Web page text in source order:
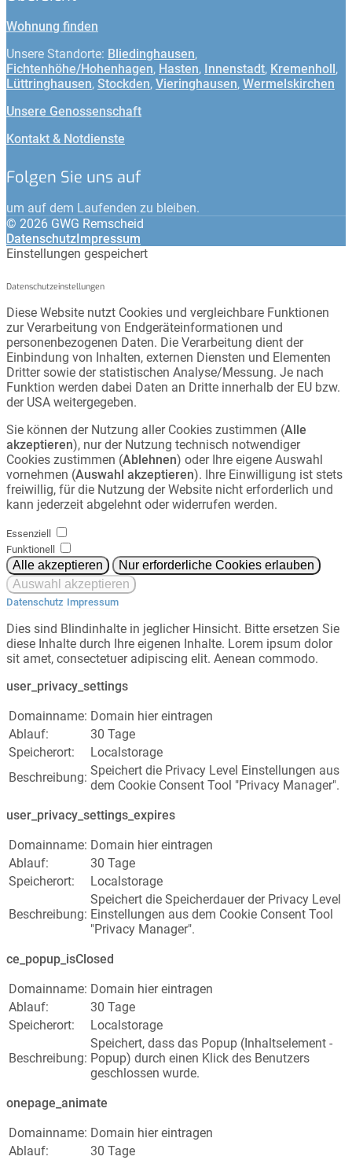
Wohnung finden
Unsere Standorte: Bliedinghausen,
Fichtenhöhe/Hohenhagen, Hasten, Innenstadt, Kremenholl,
Lüttringhausen, Stockden, Vieringhausen, Wermelskirchen
Unsere Genossenschaft
Kontakt & Notdienste
Folgen Sie uns auf
um auf dem Laufenden zu bleiben.
© 2026 GWG Remscheid
Datenschutz Impressum
Einstellungen gespeichert
Datenschutzeinstellungen
Diese Website nutzt Cookies und vergleichbare Funktionen
zur Verarbeitung von Endgeräteinformationen und
personenbezogenen Daten. Die Verarbeitung dient der
Einbindung von Inhalten, externen Diensten und Elementen
Dritter sowie der statistischen Analyse/Messung. Je nach
Funktion werden dabei Daten an Dritte innerhalb der EU bzw.
der USA weitergegeben.
Sie können der Nutzung aller Cookies zustimmen (Alle
akzeptieren), nur der Nutzung technisch notwendiger
Cookies zustimmen (Ablehnen) oder Ihre eigene Auswahl
vornehmen (Auswahl akzeptieren). Ihre Einwilligung ist stets
freiwillig, für die Nutzung der Website nicht erforderlich und
kann jederzeit abgelehnt oder widerrufen werden.
Essenziell
Funktionell
Datenschutz Impressum
Dies sind Blindinhalte in jeglicher Hinsicht. Bitte ersetzen Sie
diese Inhalte durch Ihre eigenen Inhalte. Lorem ipsum dolor
sit amet, consectetuer adipiscing elit. Aenean commodo.
user_privacy_settings
Domainname: Domain hier eintragen
Ablauf:
30 Tage
Speicherort:
Localstorage
Beschreibung: Speichert die Privacy Level Einstellungen aus
dem Cookie Consent Tool "Privacy Manager".
user_privacy_settings_expires
Domainname: Domain hier eintragen
Ablauf:
30 Tage
Speicherort:
Localstorage
Beschreibung:
Speichert die Speicherdauer der Privacy Level
Einstellungen aus dem Cookie Consent Tool
"Privacy Manager".
ce_popup_isClosed
Domainname: Domain hier eintragen
Ablauf:
30 Tage
Speicherort:
Localstorage
Beschreibung:
Speichert, dass das Popup (Inhaltselement -
Popup) durch einen Klick des Benutzers
geschlossen wurde.
onepage_animate
Domainname: Domain hier eintragen
Ablauf:
30 Tage